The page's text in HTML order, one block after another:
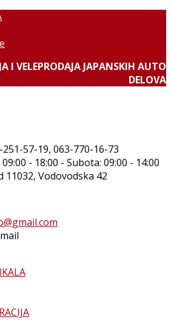
I VELEPRODAJA JAPANSKIH AUTO
DELOVA
57-19, 063-770-16-73
- 18:00 - Subota: 09:00 - 14:00
11032, Vodovodska 42